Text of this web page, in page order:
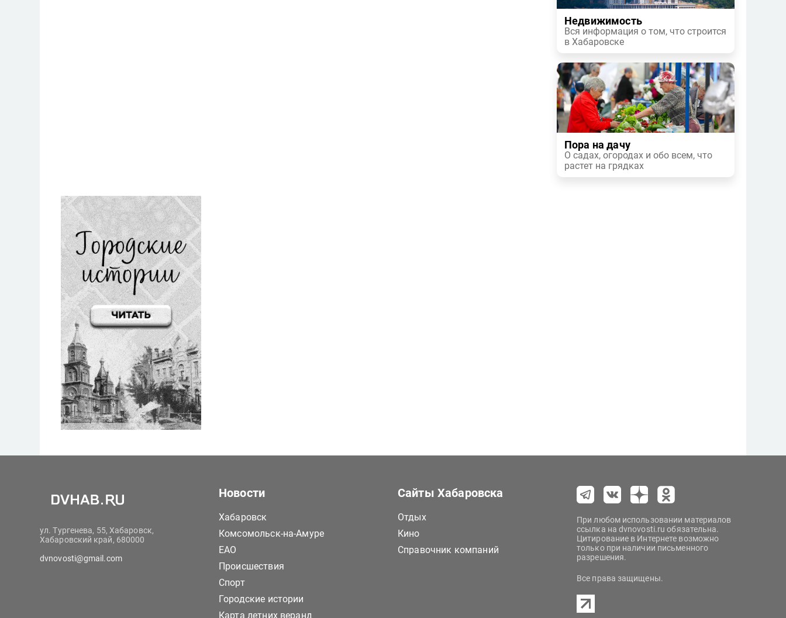
Недвижимость
Вся информация о том, что строится
в Хабаровске
Пора на дачу
О садах, огородах и обо всем, что
растет на грядках
ул. Тургенева, 55, Хабаровск,
Хабаровский край, 680000
dvnovosti@gmail.com
Новости
Хабаровск
Комсомольск-на-Амуре
ЕАО
Происшествия
Спорт
Городские истории
Карта летних веранд
Сайты Хабаровска
Отдых
Кино
Справочник компаний
При любом использовании материалов
ссылка на dvnovosti.ru обязательна.
Цитирование в Интернете возможно
только при наличии письменного
разрешения.
Все права защищены.